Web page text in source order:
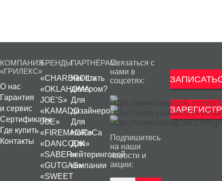
КОМПАНИЯ
«ГРИЛЕКС»
О нас
Гарантия
и сервис
Сертификаты
Где купить
Контакты
БРЕНДЫ
«CHARBROIL»
«OKLAHOMA
JOE’S»
«KAMADO
JOE»
«FIREMAGIC»
«DANCOOK»
«SABER»
«GUTGAS»
«SWEET
ПАРТНЁРАМ
Как стать
дилером?
Для
дизайнеров
Для
HoReCa
Для
кейтеринговой
компании
Связаться с
нами в
соцсетях:
Подпишитесь
на наши
новости и
акции: